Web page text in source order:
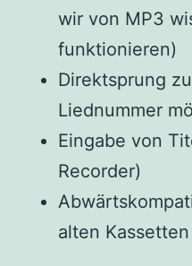
wir von MP3
funktionieren)
Direktsprung
Liednummer
Eingabe von
Recorder)
alten